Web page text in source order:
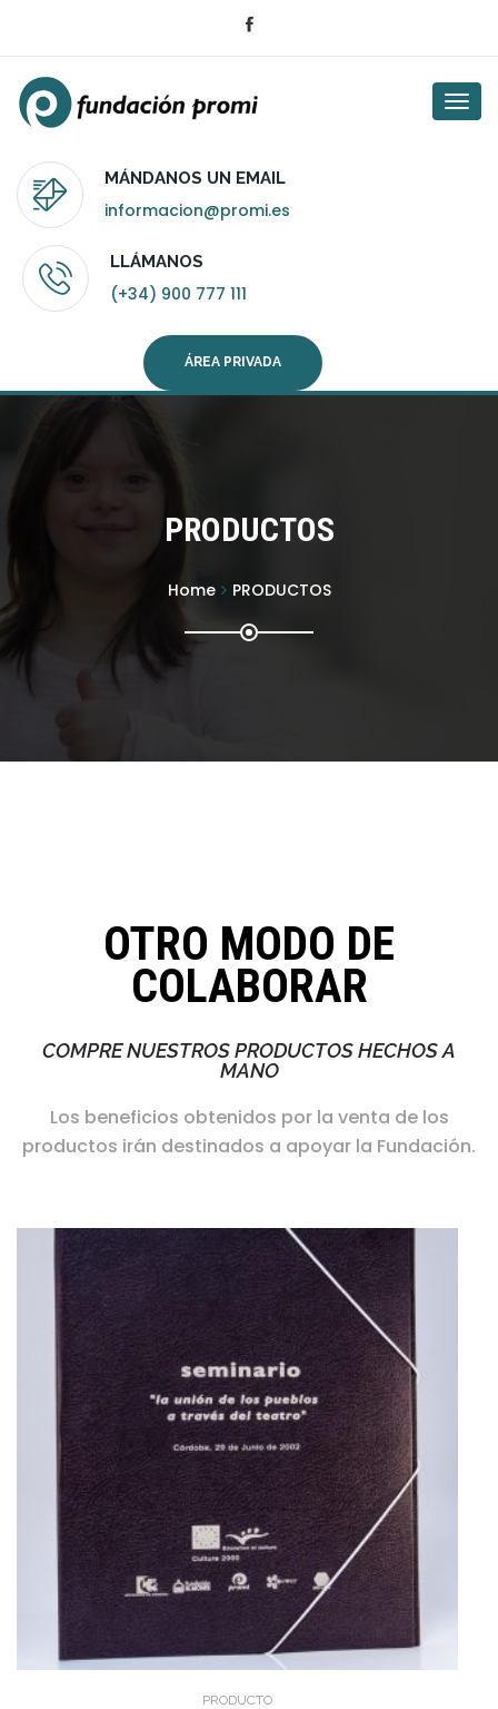
MÁNDANOS UN EMAIL
informacion@promi.es
LLÁMANOS
(+34) 900 777 111
ÁREA PRIVADA
PRODUCTOS
Home PRODUCTOS
OTRO MODO DE
COLABORAR
COMPRE NUESTROS PRODUCTOS HECHOS A
MANO
Los beneficios obtenidos por la venta de los
productos irán destinados a apoyar la Fundación.
PRODUCTO